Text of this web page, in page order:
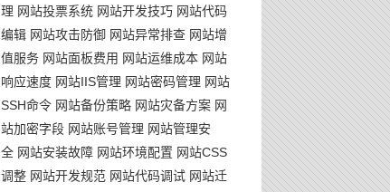
理 网站投票系统 网站开发技巧 网站代码
编辑 网站攻击防御 网站异常排查 网站增
值服务 网站面板费用 网站运维成本 网站
响应速度 网站IIS管理 网站密码管理 网站
SSH命令 网站备份策略 网站灾备方案 网
站加密字段 网站账号管理 网站管理安
全 网站安装故障 网站环境配置 网站CSS
调整 网站开发规范 网站代码调试 网站迁